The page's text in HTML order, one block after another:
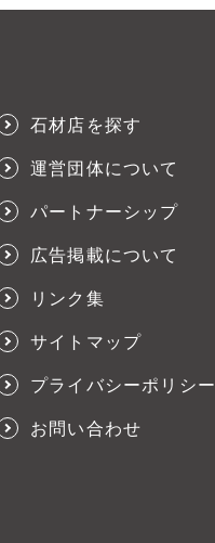
石材店を探す
運営団体について
パートナーシップ
広告掲載について
リンク集
サイトマップ
プライバシーポリシー
お問い合わせ